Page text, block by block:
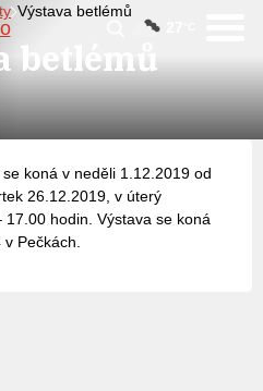
Výstava betlémů
betlémů
koná v neděli 1.12.2019 od
26.12.2019, v úterý
hodin. Výstava se koná
Pečkách.